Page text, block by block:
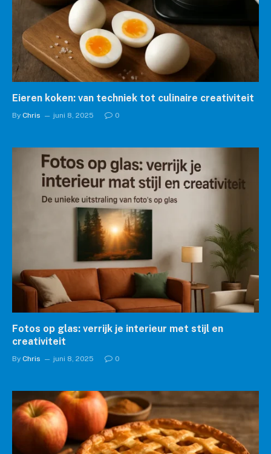
Eieren koken: van techniek tot culinaire creativiteit
By Chris juni 8, 2025 0
Fotos op glas: verrijk je interieur met stijl en
creativiteit
By Chris juni 8, 2025 0